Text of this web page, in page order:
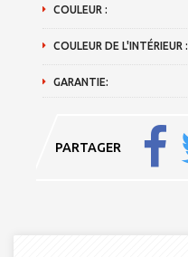
COULEUR :
COULEUR DE L'INTÉRIEUR :
GARANTIE:
PARTAGER